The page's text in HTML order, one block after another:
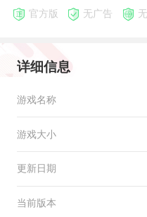
官方版 无广告
详细信息
游戏名称
游戏大小
更新日期
当前版本